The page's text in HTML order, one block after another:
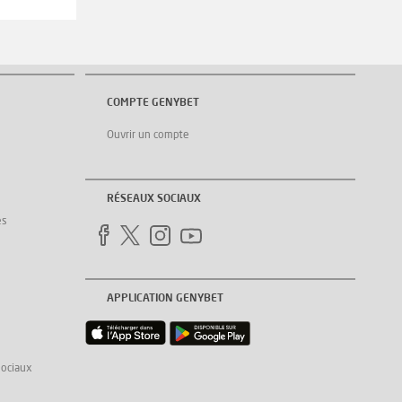
COMPTE GENYBET
Ouvrir un compte
RÉSEAUX SOCIAUX
APPLICATION GENYBET